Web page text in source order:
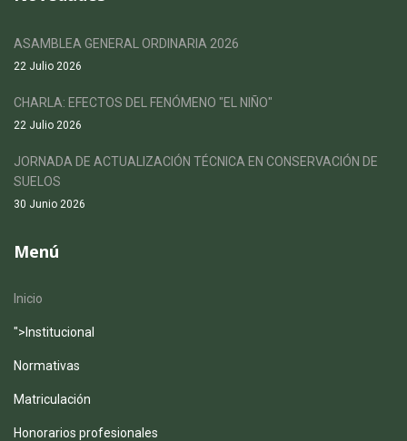
ASAMBLEA GENERAL ORDINARIA 2026
22 Julio 2026
CHARLA: EFECTOS DEL FENÓMENO "EL NIÑO"
22 Julio 2026
JORNADA DE ACTUALIZACIÓN TÉCNICA EN CONSERVACIÓN DE
SUELOS
30 Junio 2026
Menú
Inicio
"> Institucional
Normativas
Matriculación
Honorarios profesionales